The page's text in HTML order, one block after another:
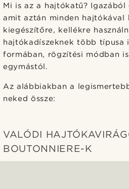
Mi is az a hajtókatű?
amit aztán minden hajtókával
kiegészítőre, kellékre
hajtókadíszeknek több típusa
formában, rögzítési módban
egymástól.
Az alábbiakban a
neked össze:
VALÓDI
BOUTONNIERE-K